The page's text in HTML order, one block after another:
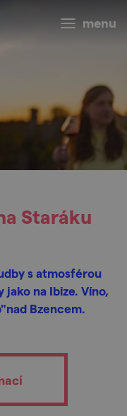
menu
Staráku
s atmosférou
na Ibize. Víno,
Bzencem.